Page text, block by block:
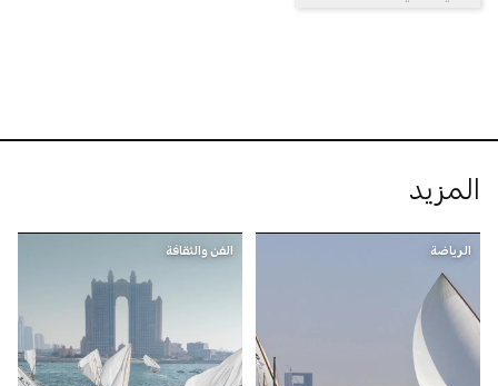
المزيد
الرياضة الفن والثقافة